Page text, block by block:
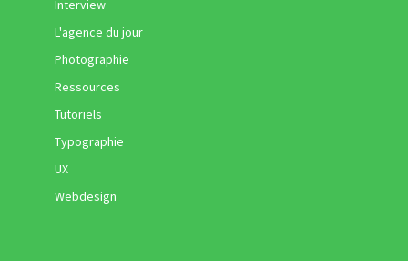
Interview
L'agence du jour
Photographie
Ressources
Tutoriels
Typographie
UX
Webdesign